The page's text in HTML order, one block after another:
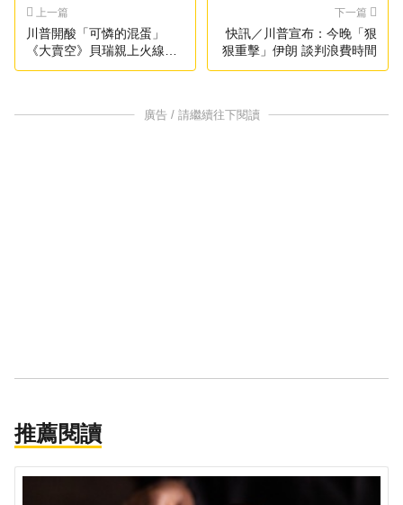
上一篇
川普開酸「可憐的混蛋」
《大賣空》貝瑞親上火線反
擊
下一篇
快訊／川普宣布：今晚「狠
狠重擊」伊朗 談判浪費時間
廣告 / 請繼續往下閱讀
推薦閱讀